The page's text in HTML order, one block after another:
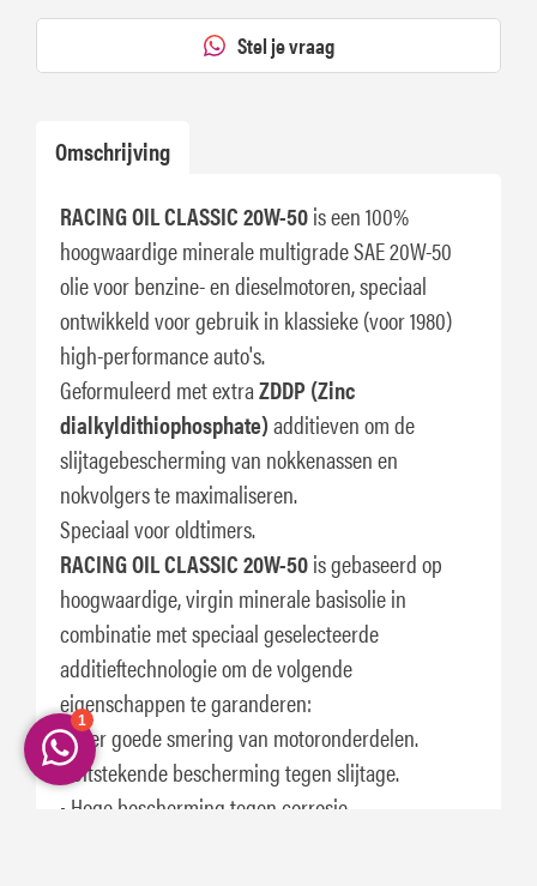
Stel je vraag
Omschrijving
RACING OIL CLASSIC 20W-50is een 100%
hoogwaardige minerale multigrade SAE 20W-50
olie voor benzine- en dieselmotoren, speciaal
ontwikkeld voor gebruik in klassieke (voor 1980)
high-performance auto's.
Geformuleerd met extraZDDP (Zinc
dialkyldithiophosphate)additieven om de
slijtagebescherming van nokkenassen en
nokvolgers te maximaliseren.
Speciaal voor oldtimers.
RACING OIL CLASSIC 20W-50is gebaseerd op
hoogwaardige, virgin minerale basisolie in
combinatie met speciaal geselecteerde
additieftechnologie om de volgende
eigenschappen te garanderen:
• Zeer goede smering van motoronderdelen.
• Uitstekende bescherming tegen slijtage.
• Hoge bescherming tegen corrosie.